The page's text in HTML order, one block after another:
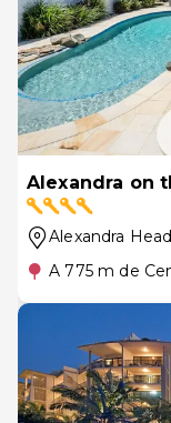
Alexandra on
Alexandra
A 775 m de